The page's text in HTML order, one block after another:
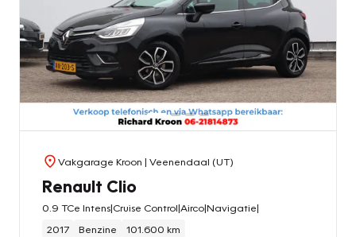
Vakgarage Kroon | Veenendaal (UT)
Renault Clio
0.9 TCe Intens|Cruise Control|Airco|Navigatie|
2017
Benzine 101.600 km